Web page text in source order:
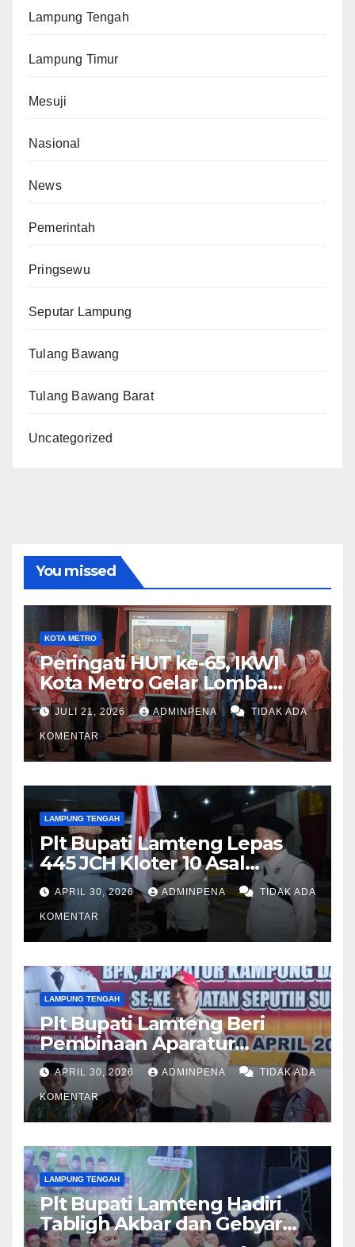
Lampung Tengah
Lampung Timur
Mesuji
Nasional
News
Pemerintah
Pringsewu
Seputar Lampung
Tulang Bawang
Tulang Bawang Barat
Uncategorized
You missed
KOTA METRO
Peringati HUT ke-65, IKWI
Kota Metro Gelar Lomba
Fashion Show
JULI 21, 2026 ADMINPENA TIDAK ADA
KOMENTAR
LAMPUNG TENGAH
Plt Bupati Lamteng Lepas
445 JCH Kloter 10 Asal
Lamteng
APRIL 30, 2026 ADMINPENA TIDAK ADA
KOMENTAR
LAMPUNG TENGAH
Plt Bupati Lamteng Beri
Pembinaan Aparatur
Kampung
APRIL 30, 2026 ADMINPENA TIDAK ADA
KOMENTAR
LAMPUNG TENGAH
Plt Bupati Lamteng Hadiri
Tabligh Akbar dan Gebyar